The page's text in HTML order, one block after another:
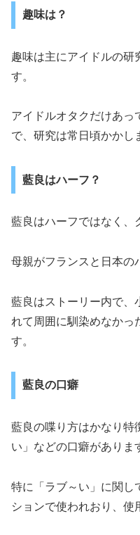
趣味は？
趣味は主にアイドルの研
す。
アイドルオタクだけあっ
で、研究は常日頃かかし
藍良はハーフ？
藍良はハーフではなく、
母親がフランスと日本の
藍良はストーリー内で、
れて周囲に馴染めなかっ
す。
藍良の口癖
藍良の喋り方はかなり特
い」などの口癖がありま
特に「ラブ～い」に関し
ションで使われおり、使